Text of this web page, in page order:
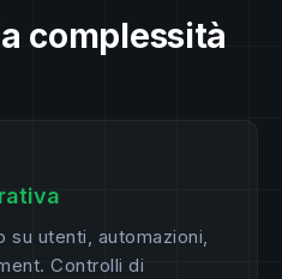
complessità
su utenti, automazioni,
Controlli di